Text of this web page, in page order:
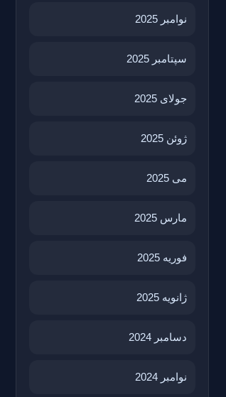
نوامبر 2025
سپتامبر 2025
جولای 2025
ژوئن 2025
می 2025
مارس 2025
فوریه 2025
ژانویه 2025
دسامبر 2024
نوامبر 2024